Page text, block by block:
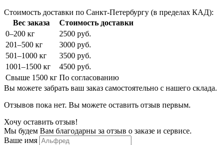
Стоимость доставки по Санкт-Петербургу (в пределах КАД):
Вес заказа
Стоимость доставки
0–200 кг
2500 руб.
201–500 кг
3000 руб.
501–1000 кг
3500 руб.
1001–1500 кг
4500 руб.
Свыше 1500 кг По согласованию
Вы можете забрать ваш заказ самостоятельно с нашего склада.
Отзывов пока нет. Вы можете оставить отзыв первым.
Хочу оставить отзыв!
Мы будем Вам благодарны за отзыв о заказе и сервисе.
Ваше имя